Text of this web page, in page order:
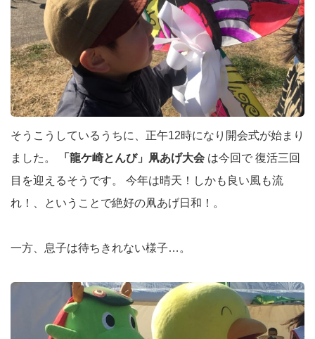
そうこうしているうちに、正午12時になり開会式が始まり
ました。
「龍ケ崎とんび」凧あげ大会 は今回で 復活三回
目を迎えるそうです。 今年は晴天！しかも良い風も流
れ！、ということで絶好の凧あげ日和！。
一方、息子は待ちきれない様子…。